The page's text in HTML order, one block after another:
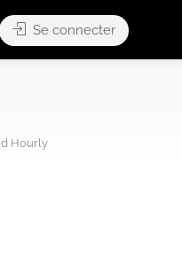
Se connecter
Hourly